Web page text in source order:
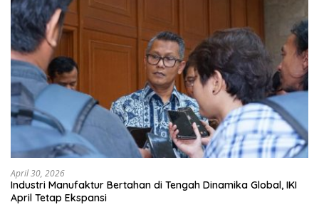
April 30, 2026
Industri Manufaktur Bertahan di Tengah Dinamika Global, IKI
April Tetap Ekspansi